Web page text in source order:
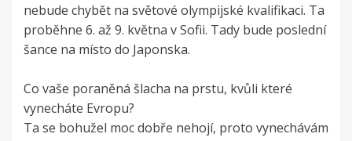
nebude chybět na světové olympijské kvalifikaci. Ta
proběhne 6. až 9. května v Sofii. Tady bude poslední
šance na místo do Japonska.
Co vaše poraněná šlacha na prstu, kvůli které
vynecháte Evropu?
Ta se bohužel moc dobře nehojí, proto vynechávám